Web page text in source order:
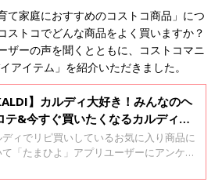
て家庭におすすめのコストコ商品」につ
ストコでどんな商品をよく買いますか？
ザーの声を聞くとともに、コストコマニ
アイテム」を紹介いただきました。
】カルディ大好き！みんなのヘ
テ&今すぐ買いたくなるカルディマ
のヤミーさんおすすめアイテム
ディでリピ買いしているお気に入り商品に
て「たまひよ」アプリユーザーにアンケー
カルディマニアであり、料理研究家のヤ